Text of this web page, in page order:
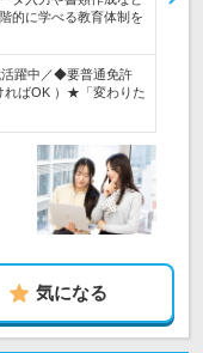
的に学べる教育体制を
活躍中／◆要普通免許
ればOK ）★「変わりた
気になる